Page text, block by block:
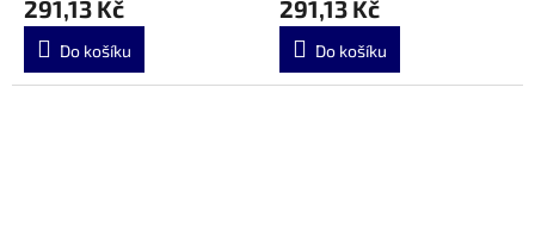
291,13 Kč
Do košíku
291,13 Kč
Do košíku